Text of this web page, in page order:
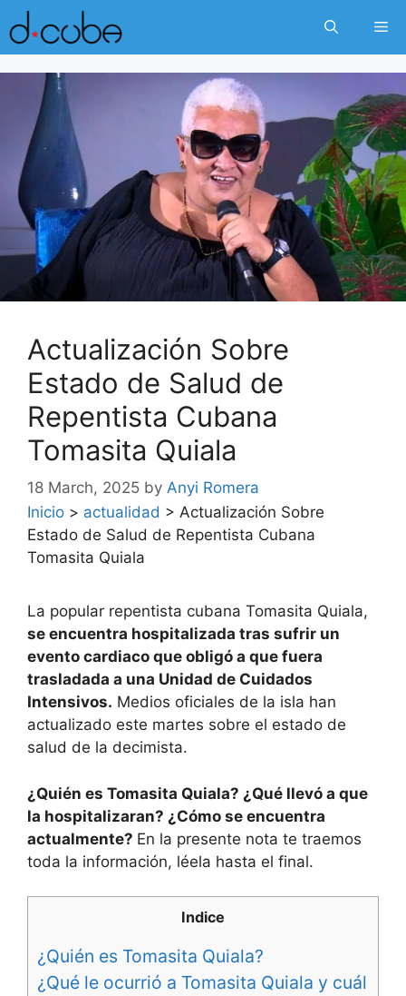
Skip
to
content
Actualización Sobre
Estado de Salud de
Repentista Cubana
Tomasita Quiala
18 March, 2025 by Anyi Romera
Inicio > actualidad > Actualización Sobre
Estado de Salud de Repentista Cubana
Tomasita Quiala
La popular repentista cubana Tomasita Quiala,
se encuentra hospitalizada tras sufrir un
evento cardiaco que obligó a que fuera
trasladada a una Unidad de Cuidados
Intensivos. Medios oficiales de la isla han
actualizado este martes sobre el estado de
salud de la decimista.
¿Quién es Tomasita Quiala? ¿Qué llevó a que
la hospitalizaran? ¿Cómo se encuentra
actualmente? En la presente nota te traemos
toda la información, léela hasta el final.
Indice
¿Quién es Tomasita Quiala?
¿Qué le ocurrió a Tomasita Quiala y cuál